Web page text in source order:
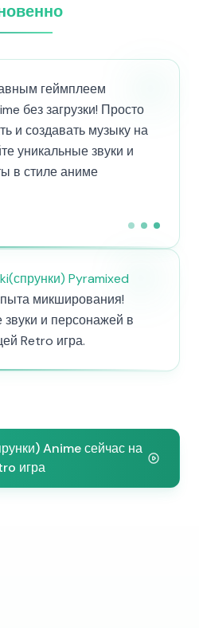
геймплеем
без загрузки! Просто
и создавать музыку на
уникальные звуки и
в стиле аниме
Pyramixed
микширования!
и персонажей в
Retro игра.
Anime сейчас на
игра